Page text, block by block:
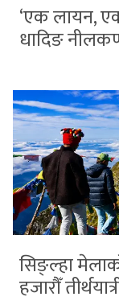
‘एक लायन,
धादिङ
सिङ्ल्हा
हजारौँ